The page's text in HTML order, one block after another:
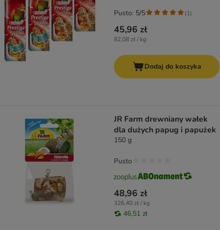
45,96 zł
82,08 zł / kg
Pusto: 5/5 (1)
Dodaj do koszyka
JR Farm drewniany wałek
dla dużych papug i papużek
150 g
48,96 zł
326,40 zł / kg
46,51 zł
Pusto